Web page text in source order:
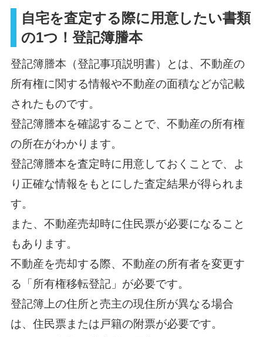
自宅を査定する際に用意したい書類
の1つ！登記簿謄本
登記簿謄本（登記事項説明書）とは、不動産の
所有権に関する情報や不動産の面積などが記載
されたものです。
登記簿謄本を確認することで、不動産の所有権
の所在がわかります。
登記簿謄本を査定時に用意しておくことで、よ
り正確な情報をもとにした査定結果が得られま
す。
また、不動産売却時に住民票が必要になること
もあります。
不動産を売却する際、不動産の所有者を変更す
る「所有権移転登記」が必要です。
登記簿上の住所と売主の現住所が異なる場合
は、住民票または戸籍の附票が必要です。